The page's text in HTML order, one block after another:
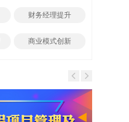
财务经理提升
商业模式创新